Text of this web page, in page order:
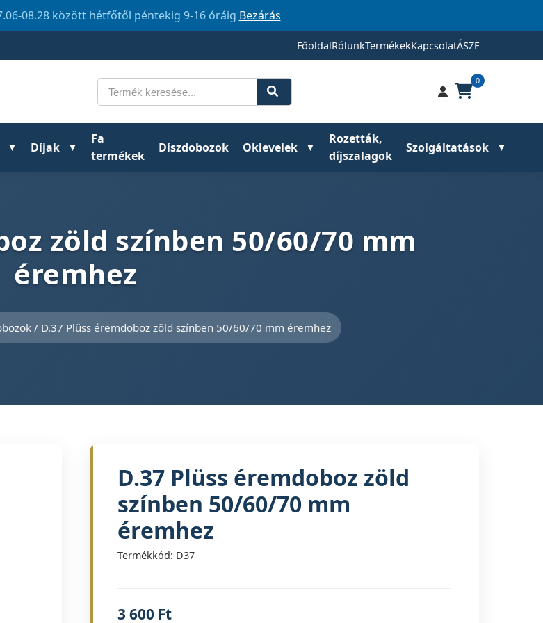
08.28 között hétfőtől péntekig 9-16 óráig Bezárás
FőoldalRólunkTermékekKapcsolatÁSZF
Keresés 0
Díjak
Fa
termékek
Díszdobozok Oklevelek
Rozetták,
díjszalagok
Szolgáltatások
zöld színben 50/60/70 mm
éremhez
/ D.37 Plüss éremdoboz zöld színben 50/60/70 mm éremhez
D.37 Plüss éremdoboz zöld
színben 50/60/70 mm
éremhez
Termékkód: D37
3 600 Ft